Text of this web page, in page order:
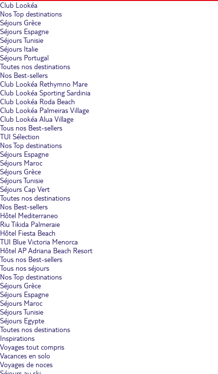
Club Lookéa
Nos Top destinations
Séjours Grèce
Séjours Espagne
Séjours Tunisie
Séjours Italie
Séjours Portugal
Toutes nos destinations
Nos Best-sellers
Club Lookéa Rethymno Mare
Club Lookéa Sporting Sardinia
Club Lookéa Roda Beach
Club Lookéa Palmeiras Village
Club Lookéa Alua Village
Tous nos Best-sellers
TUI Sélection
Nos Top destinations
Séjours Espagne
Séjours Maroc
Séjours Grèce
Séjours Tunisie
Séjours Cap Vert
Toutes nos destinations
Nos Best-sellers
Hôtel Mediterraneo
Riu Tikida Palmeraie
Hôtel Fiesta Beach
TUI Blue Victoria Menorca
Hôtel AP Adriana Beach Resort
Tous nos Best-sellers
Tous nos séjours
Nos Top destinations
Séjours Grèce
Séjours Espagne
Séjours Maroc
Séjours Tunisie
Séjours Egypte
Toutes nos destinations
Inspirations
Voyages tout compris
Vacances en solo
Voyages de noces